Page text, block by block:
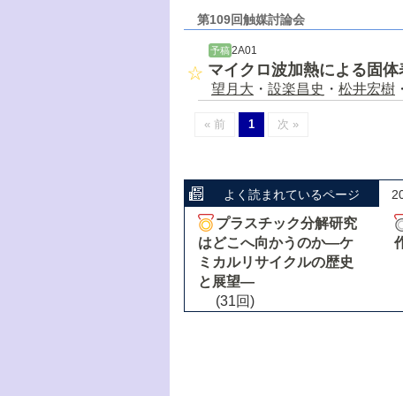
第109回触媒討論会
予稿 2A01
マイクロ波加熱による固
望月大 ・ 設楽昌史 ・ 松井宏樹 ・
« 前 1 次 »
よく読まれているページ
プラスチック分解研究
はどこへ向かうのか―ケ
ミカルリサイクルの歴史
と展望―
(31回)